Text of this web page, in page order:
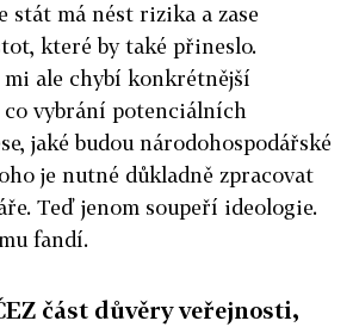
stát má nést rizika a zase
které by také přineslo.
ale chybí konkrétnější
co vybrání potenciálních
jaké budou národohospodářské
je nutné důkladně zpracovat
Teď jenom soupeří ideologie.
fandí.
část důvěry veřejnosti,